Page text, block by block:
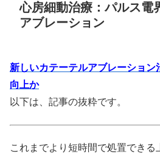
心房細動治療：パルス電
アブレーション
新しいカテーテルアブレーショ
向上か
以下は、記事の抜粋です。
これまでより短時間で処置でき